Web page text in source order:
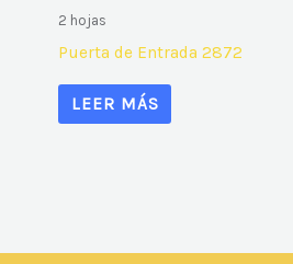
2 hojas
Puerta de Entrada 2872
LEER MÁS